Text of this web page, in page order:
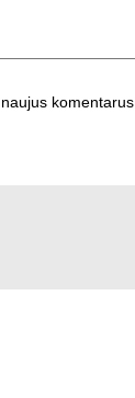
komentarus